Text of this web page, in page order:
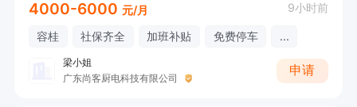
4000-6000 元/月 9小时前
容桂 社保齐全 加班补贴 免费停车 ...
梁小姐
广东尚客厨电科技有限公司
申请